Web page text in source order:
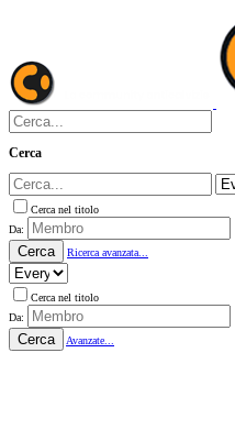
Cerca
Cerca nel titolo
Da:
Cerca Ricerca avanzata...
Cerca nel titolo
Da:
Cerca Avanzate...